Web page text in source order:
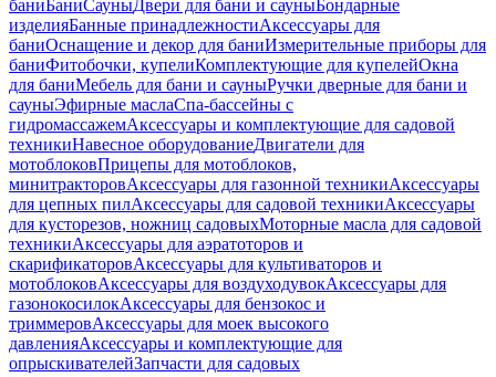
баниБаниСауныДвери для бани и сауныБондарные
изделияБанные принадлежностиАксессуары для
баниОснащение и декор для баниИзмерительные приборы для
баниФитобочки, купелиКомплектующие для купелейОкна
для баниМебель для бани и сауныРучки дверные для бани и
сауныЭфирные маслаСпа-бассейны с
гидромассажемАксессуары и комплектующие для садовой
техникиНавесное оборудованиеДвигатели для
мотоблоковПрицепы для мотоблоков,
минитракторовАксессуары для газонной техникиАксессуары
для цепных пилАксессуары для садовой техникиАксессуары
для кусторезов, ножниц садовыхМоторные масла для садовой
техникиАксессуары для аэратоторов и
скарификаторовАксессуары для культиваторов и
мотоблоковАксессуары для воздуходувокАксессуары для
газонокосилокАксессуары для бензокос и
триммеровАксессуары для моек высокого
давленияАксессуары и комплектующие для
опрыскивателейЗапчасти для садовых